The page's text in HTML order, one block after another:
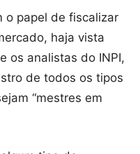
o papel de fiscalizar
haja vista
os analistas do INPI,
de todos os tipos
“mestres em